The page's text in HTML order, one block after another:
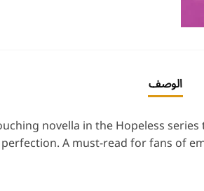
الوصف
novella in the Hopeless
A must-read for fans of